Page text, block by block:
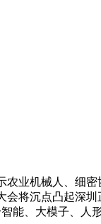
机械人、细密
将沉点凸起深
能、大模子、人